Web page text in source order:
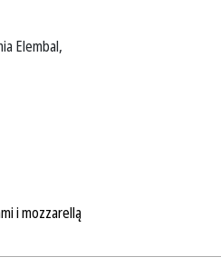
Elembal,
PO ARTYKUŁACH
i mozzarellą